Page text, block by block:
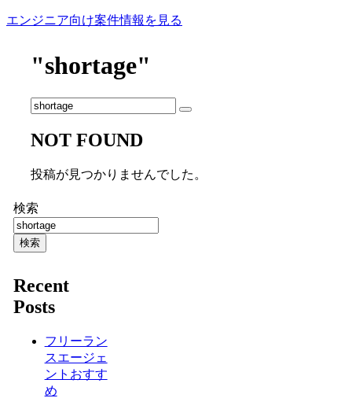
エンジニア向け案件情報を見る
"shortage"
NOT FOUND
投稿が見つかりませんでした。
検索
検索
Recent
Posts
フリーラン
スエージェ
ントおすす
め